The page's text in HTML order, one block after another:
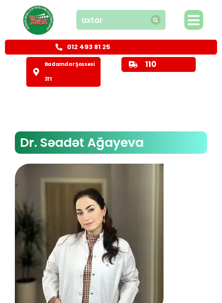
012 493 81 25
Badamdar Şossesi
31T
110
Dr. Səadət Ağayeva